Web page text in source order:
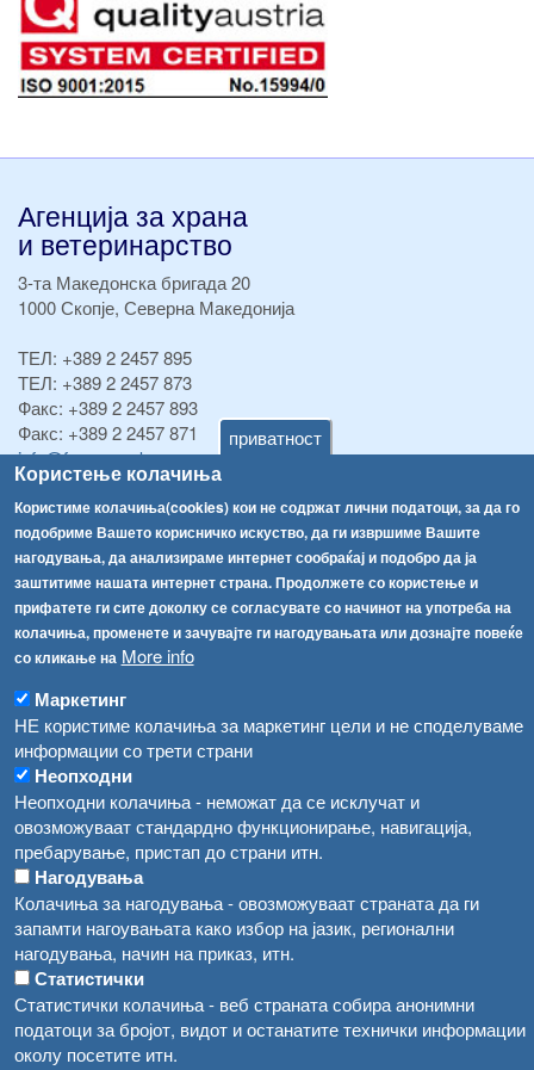
приватност
Користење колачиња
Користиме колачиња(cookies) кои не содржат лични податоци, за да го
подобриме Вашето корисничко искуство, да ги извршиме Вашите
нагодувања, да анализираме интернет сообраќај и подобро да ја
заштитиме нашата интернет страна. Продолжете со користење и
прифатете ги сите доколку се согласувате со начинот на употреба на
колачиња, променете и зачувајте ги нагодувањата или дознајте повеќе
со кликање на More info
Маркетинг
НЕ користиме колачиња за маркетинг цели и не споделуваме
информации со трети страни
Неопходни
Неопходни колачиња - неможат да се исклучат и
овозможуваат стандардно функционирање, навигација,
пребарување, пристап до страни итн.
Нагодувања
Колачиња за нагодувања - овозможуваат страната да ги
запамти нагоувањата како избор на јазик, регионални
нагодувања, начин на приказ, итн.
Статистички
Статистички колачиња - веб страната собира анонимни
податоци за бројот, видот и останатите технички информации
околу посетите итн.
Агенција за храна
и ветеринарство
3-та Македонска бригада 20
1000 Скопје, Северна Македонија
ТЕЛ: +389 2 2457 895
ТЕЛ: +389 2 2457 873
Факс: +389 2 2457 893
Факс: +389 2 2457 871
info@fva.gov.mk
[АХВ-претходна страна]
Соопштенија
Република Бугарија ги засили официјалните контроли при увоз на свежо овошје и зеленчук
Високите температури ризик од труење со храна, опасни се и за животните
Водата во Гостивар може да се користи како техничка, продолжува испораката на флаширана вода
Во Гостивар спроведени 70 вонредни контроли
Забраната за водата во Гостивар останува на сила, операторите да користат само технички безбедна вода
Навигација
Архива
Регистри
Обрасци
Огласи